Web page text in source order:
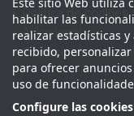
Política de cookies
Aviso legal
Condiciones de
habilitar las
realizar estadísticas
recibido,
para ofrecer
uso de
Configure las